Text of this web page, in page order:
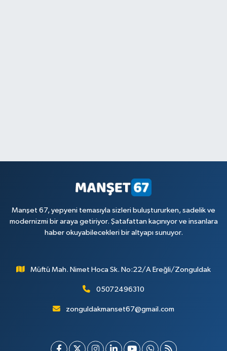
Manşet 67, yepyeni temasıyla sizleri buluştururken, sadelik ve
modernizmi bir araya getiriyor. Şatafattan kaçınıyor ve insanlara
haber okuyabilecekleri bir altyapı sunuyor.
Müftü Mah. Nimet Hoca Sk. No:22/A Ereğli/Zonguldak
05072496310
zonguldakmanset67@gmail.com